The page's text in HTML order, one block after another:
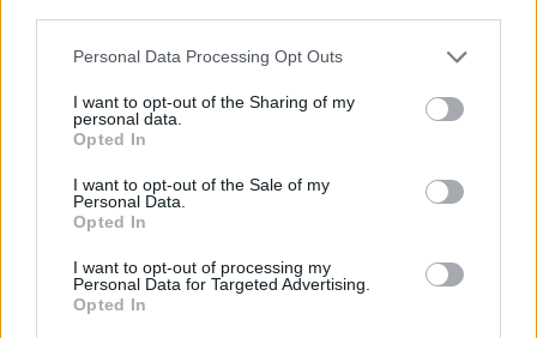
Please note that this website/app uses one or more Google
not limited to your visit or usage behaviour. You may click to
grant or deny consent to Google and its third-party tags to
use your data for below specified purposes in below Google
consent section.
Personal Data Processing Opt Outs
I want to opt-out of the Sharing of my
personal data.
Opted In
I want to opt-out of the Sale of my
Personal Data.
Opted In
I want to opt-out of processing my
Personal Data for Targeted Advertising.
Opted In
μονάδας drone της Χεζμπολάχ, η οποία
χρησιμοποιήθηκε για πρώτη φορά σε αυτήν την
τρέχουσα σύγκρουση με το Ισραήλ. Υπό την ηγεσία
του, η Χεζμπολάχ εκτόξευσε εκρηκτικά και